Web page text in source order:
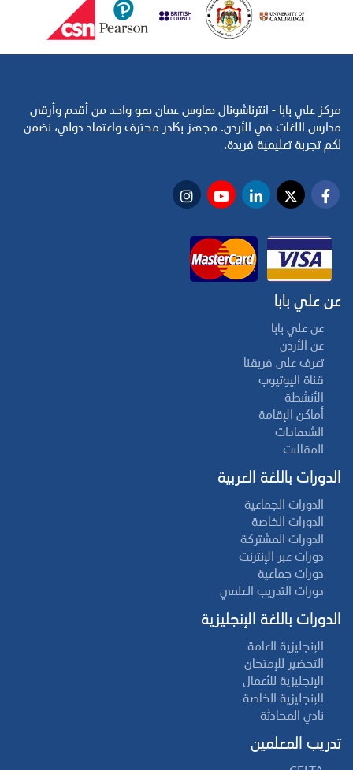
مركز علي بابا - انترناشونال هاوس عمان هو واحد من أقدم وأرقى
مدارس اللغات في الأردن. مجهز بكادر محترف واعتماد دولي، نضمن
لكم تجربة تعليمية فريدة.
عن علي بابا
عن علي بابا
عن الأردن
تعرف على فريقنا
قناة اليوتيوب
الأنشطة
أماكن الإقامة
الشهادات
المقالات
الدورات باللغة العربية
الدورات الجماعية
الدورات الخاصة
الدورات المشتركة
دورات عبر الإنترنت
دورات جماعية
دورات التدريب العلمي
الدورات باللغة الإنجليزية
الإنجليزية العامة
التحضير للإمتحان
الإنجليزية للأعمال
الإنجليزية الخاصة
نادي المحادثة
تدريب المعلمين